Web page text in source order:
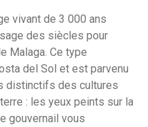
vivant de 3 000 ans
des siècles pour
Malaga. Ce type
del Sol et est parvenu
distinctifs des cultures
: les yeux peints sur la
gouvernail vous